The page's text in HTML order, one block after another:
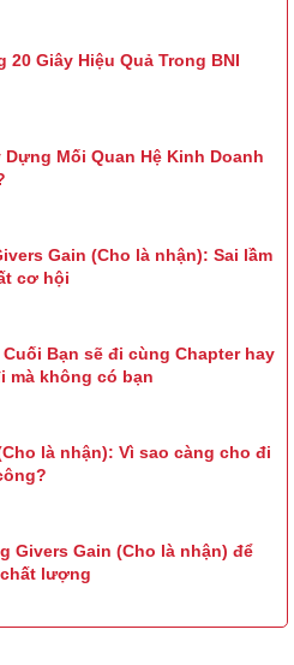
20 Giây Hiệu Quả Trong BNI
Dựng Mối Quan Hệ Kinh Doanh
Gain (Cho là nhận): Sai lầm
cơ hội
Cuối Bạn sẽ đi cùng Chapter hay
mà không có bạn
là nhận): Vì sao càng cho đi
Givers Gain (Cho là nhận) để
lượng